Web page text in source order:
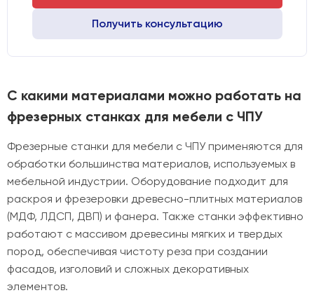
Получить консультацию
С какими материалами можно работать на
фрезерных станках для мебели с ЧПУ
Фрезерные станки для мебели с ЧПУ применяются для
обработки большинства материалов, используемых в
мебельной индустрии. Оборудование подходит для
раскроя и фрезеровки древесно-плитных материалов
(МДФ, ЛДСП, ДВП) и фанера. Также станки эффективно
работают с массивом древесины мягких и твердых
пород, обеспечивая чистоту реза при создании
фасадов, изголовий и сложных декоративных
элементов.